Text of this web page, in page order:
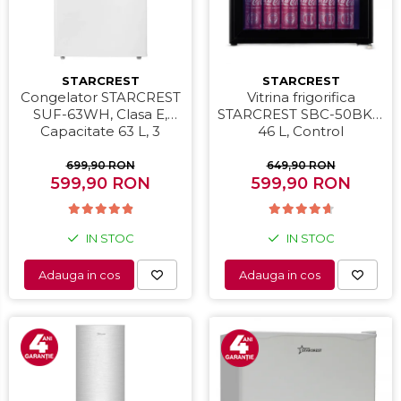
Mixere
Multicooker
Prăjitoare de pâine
Rasnite condimente
Razatoare
Roboti de bucatarie
Sandwich-maker
Accesorii
Espressoare
Râșnițe de cafea
STARCREST
Congelator STARCREST
SUF-63WH, Clasa E,
Capacitate 63 L, 3
699,90 RON
599,90 RON
IN STOC
Adauga in cos
STARCREST
Vitrina frigorifica
STARCREST SBC-50BKE,
46 L, Control
H 48.8 cm, Negru
649,90 RON
599,90 RON
IN STOC
Adauga in cos